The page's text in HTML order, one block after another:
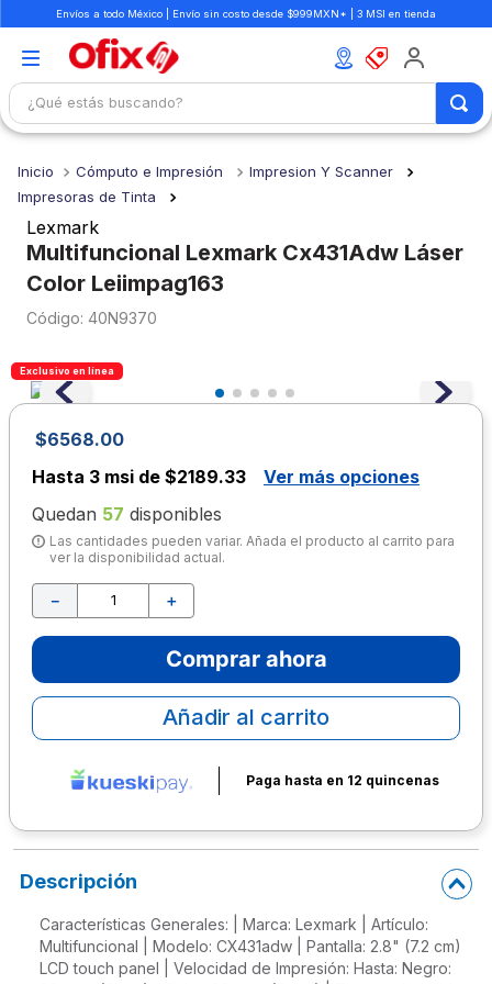
Envíos a todo México | Envío sin costo desde $999MXN* | 3 MSI en tienda
¿Qué estás buscando?
Cómputo e Impresión
Impresion Y Scanner
Impresoras de Tinta
Lexmark
Multifuncional Lexmark Cx431Adw Láser
Color Leiimpag163
: 40N9370
Exclusivo en línea
$6568.00
Hasta 3 msi de $2189.33
Ver más opciones
Quedan 57 disponibles
Las cantidades pueden variar. Añada el producto al carrito para
ver la disponibilidad actual.
＋
－
Comprar ahora
Añadir al carrito
Paga hasta en 12 quincenas
Descripción
Características Generales: | Marca: Lexmark | Artículo:
Multifuncional | Modelo: CX431adw | Pantalla: 2.8" (7.2 cm)
LCD touch panel | Velocidad de Impresión: Hasta: Negro:
1.
mochilas
libretas
3.
cuaderno
4.
cuadernos
colores
6.
boligrafo
7.
escritorio
8.
sacapuntas
9 .
escolar
10. lapiz